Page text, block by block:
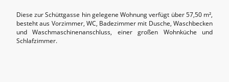
Diese zur Schüttgasse hin gelegene Wohnung verfügt über 57,50 m²,
besteht aus Vorzimmer, WC, Badezimmer mit Dusche, Waschbecken
und Waschmaschinenanschluss, einer großen Wohnküche und
Schlafzimmer.